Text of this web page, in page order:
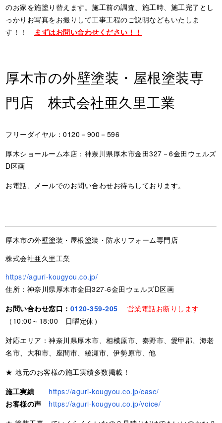
のお家を施塗り替えます。施工前の調査、施工時、施工完了とし
っかりお写真をお撮りして工事工程のご説明などもいたしま
す！！
まずはお問い合わせください！！
厚木市の外壁塗装・屋根塗装専
門店 株式会社亜久里工業
フリーダイヤル：0120－900－596
厚木ショールーム本店：神奈川県厚木市金田327－6金田ウェルズ
D区画
お電話、メールでのお問い合わせお待ちしております。
厚木市の外壁塗装・屋根塗装・防水リフォーム専門店
株式会社亜久里工業
https://aguri-kougyou.co.jp/
住所：神奈川県厚木市金田327-6金田ウェルズD区画
お問い合わせ窓口： 0120-359-205
営業電話お断りします
（10:00～18:00 日曜定休）
対応エリア：神奈川県厚木市、相模原市、秦野市、愛甲郡、海老
名市、大和市、座間市、綾瀬市、伊勢原市、他
★ 地元のお客様の施工実績多数掲載！
施工実績
https://aguri-kougyou.co.jp/case/
お客様の声
https://aguri-kougyou.co.jp/voice/